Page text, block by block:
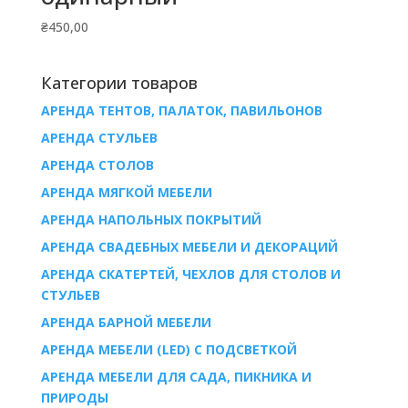
₴450,00
Категории товаров
АРЕНДА ТЕНТОВ, ПАЛАТОК, ПАВИЛЬОНОВ
AРЕНДА СТУЛЬЕВ
AРЕНДА СТОЛОВ
АРЕНДА МЯГКОЙ МЕБЕЛИ
АРЕНДА НАПОЛЬНЫХ ПОКРЫТИЙ
АРЕНДА СВАДЕБНЫХ МЕБЕЛИ И ДЕКОРАЦИЙ
АРЕНДА СКАТЕРТЕЙ, ЧЕХЛОВ ДЛЯ СТОЛОВ И
СТУЛЬЕВ
АРЕНДА БАРНОЙ МЕБЕЛИ
АРЕНДА МЕБЕЛИ (LED) С ПОДСВЕТКОЙ
АРЕНДА МЕБЕЛИ ДЛЯ САДА, ПИКНИКА И
ПРИРОДЫ